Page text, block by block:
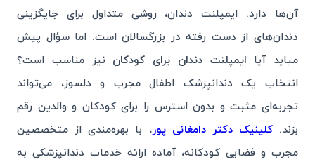
آن‌ها دارد. ایمپلنت دندان، روشی متداول برای جایگزینی
دندان‌های از دست رفته در بزرگسالان است. اما سؤال پیش
میاید آیا ایمپلنت دندان برای کودکان نیز مناسب است؟
انتخاب یک دندانپزشک اطفال مجرب و دلسوز، می‌تواند
تجربه‌ای مثبت و بدون استرس را برای کودکان و والدین رقم
بزند.کلینیک دکتر دامغانی پور، با بهره‌مندی از متخصصین
مجرب و فضایی کودکانه، آماده ارائه خدمات دندانپزشکی به